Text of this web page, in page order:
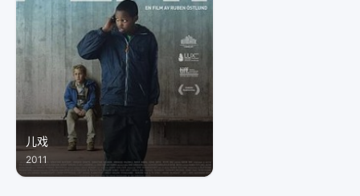
儿戏
2011